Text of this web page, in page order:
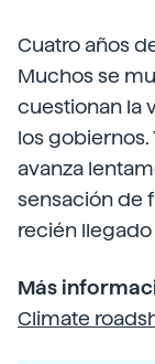
Cuatro años
Muchos se
cuestionan la
los gobiernos.
avanza
sensación de
recién
Más
Climate